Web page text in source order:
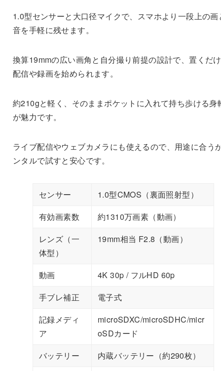
1.0型センサーと大口径マイクで、スマホより一段上の画
音を手軽に残せます。
換算19mmの広い画角と自分撮り前提の設計で、置くだ
配信や録画を始められます。
約210gと軽く、そのままポケットに入れて持ち歩ける身
が魅力です。
ライブ配信やウェブカメラにも使えるので、用途に合う
ンタルで試すと安心です。
センサー
1.0型CMOS（裏面照射型）
有効画素数
約1310万画素（動画）
レンズ（一
体型）
19mm相当 F2.8（動画）
動画
4K 30p / フルHD 60p
手ブレ補正
電子式
記録メディ
ア
microSDXC/microSDHC/micr
oSDカード
バッテリー
内蔵バッテリー（約290枚）